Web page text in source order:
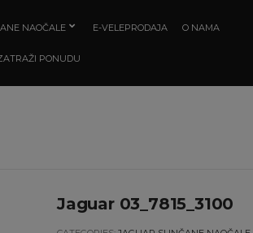
NAOČALE E-VELEPRODAJA O NAMA
PONUDU
Jaguar 03_7815_3100